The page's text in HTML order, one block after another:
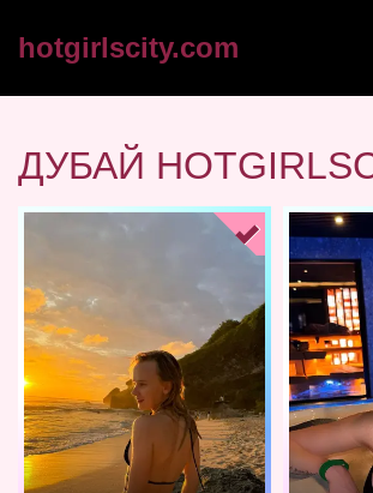
hotgirlscity.com
ДУБАЙ